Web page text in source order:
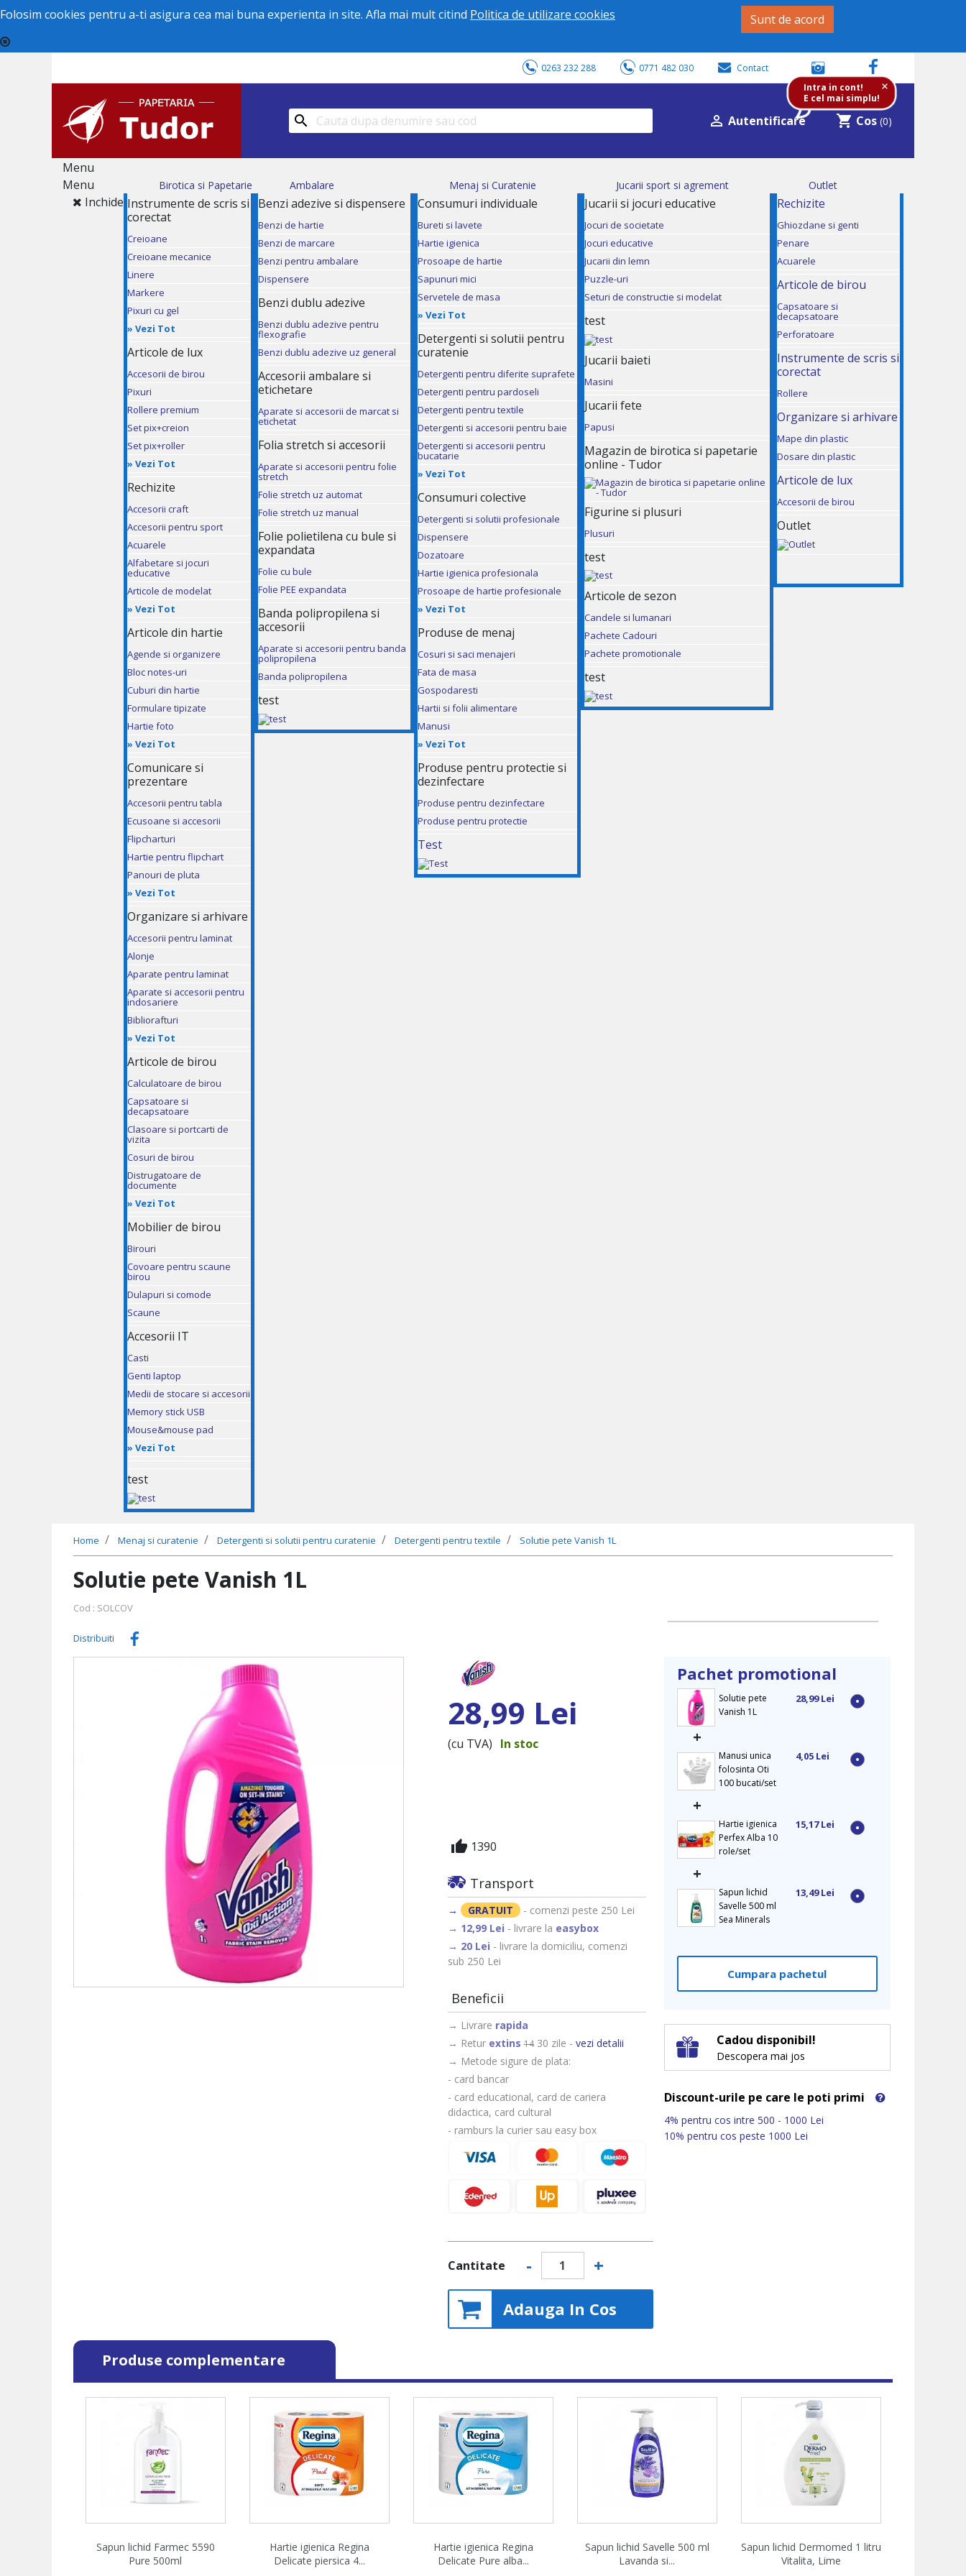
Folosim cookies pentru a-ti asigura cea mai buna experienta in site. Afla mai mult citind Politica de utilizare cookies Sunt de acord
0263 232 288 0771 482 030 Contact

Intra in cont!
E cel mai simplu!
+
 Autentificare shopping_cart Cos (0)
Menu
Menu
Inchide
Birotica si Papetarie
Instrumente de scris si
corectat
Creioane
Creioane mecanice
Linere
Markere
Pixuri cu gel
» Vezi Tot
Articole de lux
Accesorii de birou
Pixuri
Rollere premium
Set pix+creion
Set pix+roller
» Vezi Tot
Rechizite
Accesorii craft
Accesorii pentru sport
Acuarele
Alfabetare si jocuri
educative
Articole de modelat
» Vezi Tot
Articole din hartie
Agende si organizere
Bloc notes-uri
Cuburi din hartie
Formulare tipizate
Hartie foto
» Vezi Tot
Comunicare si
prezentare
Accesorii pentru tabla
Ecusoane si accesorii
Flipcharturi
Hartie pentru flipchart
Panouri de pluta
» Vezi Tot
Organizare si arhivare
Accesorii pentru laminat
Alonje
Aparate pentru laminat
Aparate si accesorii pentru
indosariere
Bibliorafturi
» Vezi Tot
Articole de birou
Calculatoare de birou
Capsatoare si
decapsatoare
Clasoare si portcarti de
vizita
Cosuri de birou
Distrugatoare de
documente
» Vezi Tot
Mobilier de birou
Birouri
Covoare pentru scaune
birou
Dulapuri si comode
Scaune
Accesorii IT
Casti
Genti laptop
Medii de stocare si accesorii
Memory stick USB
Mouse&mouse pad
» Vezi Tot
test
Ambalare
Benzi adezive si dispensere
Benzi de hartie
Benzi de marcare
Benzi pentru ambalare
Dispensere
Benzi dublu adezive
Benzi dublu adezive pentru
flexografie
Benzi dublu adezive uz general
Accesorii ambalare si
etichetare
Aparate si accesorii de marcat si
etichetat
Folia stretch si accesorii
Aparate si accesorii pentru folie
stretch
Folie stretch uz automat
Folie stretch uz manual
Folie polietilena cu bule si
expandata
Folie cu bule
Folie PEE expandata
Banda polipropilena si
accesorii
Aparate si accesorii pentru banda
polipropilena
Banda polipropilena
test
Menaj si Curatenie
Consumuri individuale
Bureti si lavete
Hartie igienica
Prosoape de hartie
Sapunuri mici
Servetele de masa
» Vezi Tot
Detergenti si solutii pentru
curatenie
Detergenti pentru diferite suprafete
Detergenti pentru pardoseli
Detergenti pentru textile
Detergenti si accesorii pentru baie
Detergenti si accesorii pentru
bucatarie
» Vezi Tot
Consumuri colective
Detergenti si solutii profesionale
Dispensere
Dozatoare
Hartie igienica profesionala
Prosoape de hartie profesionale
» Vezi Tot
Produse de menaj
Cosuri si saci menajeri
Fata de masa
Gospodaresti
Hartii si folii alimentare
Manusi
» Vezi Tot
Produse pentru protectie si
dezinfectare
Produse pentru dezinfectare
Produse pentru protectie
Test
Jucarii sport si agrement
Jucarii si jocuri educative
Jocuri de societate
Jocuri educative
Jucarii din lemn
Puzzle-uri
Seturi de constructie si modelat
test
Jucarii baieti
Masini
Jucarii fete
Papusi
Magazin de birotica si papetarie
online - Tudor
Figurine si plusuri
Plusuri
test
Articole de sezon
Candele si lumanari
Pachete Cadouri
Pachete promotionale
test
Outlet
Rechizite
Ghiozdane si genti
Penare
Acuarele
Articole de birou
Capsatoare si
decapsatoare
Perforatoare
Instrumente de scris si
corectat
Rollere
Organizare si arhivare
Mape din plastic
Dosare din plastic
Articole de lux
Accesorii de birou
Outlet
Home Menaj si curatenie Detergenti si solutii pentru curatenie Detergenti pentru textile Solutie pete Vanish 1L
Solutie pete Vanish 1L
Cod : SOLCOV
Distribuiti
28,99 Lei
(cu TVA) In stoc
thumb_up 1390
Transport
→ GRATUIT - comenzi peste 250 Lei
→ 12,99 Lei - livrare la easybox
- livrare la domiciliu, comenzi
sub 250 Lei
Beneficii
→ Livrare rapida
→ Retur extins 1430 zile - vezi detalii
→ Metode sigure de plata:
- card bancar
- card educational, card de cariera
didactica, card cultural
- ramburs la curier sau easy box
Cantitate - +
Adauga In Cos
Pachet promotional
Solutie pete
Vanish 1L
28,99 Lei
+
Manusi unica
folosinta Oti
100 bucati/set
4,05 Lei
+
Hartie igienica
Perfex Alba 10
role/set
15,17 Lei
+
Sapun lichid
Savelle 500 ml
Sea Minerals
13,49 Lei
Cumpara pachetul
Cadou disponibil!
Descopera mai jos
Discount-urile pe care le poti primi
4% pentru cos intre 500 - 1000 Lei
10% pentru cos peste 1000 Lei
Produse complementare
Sapun lichid Farmec 5590
Pure 500ml
Hartie igienica Regina
Delicate piersica 4...
Hartie igienica Regina
Delicate Pure alba...
Sapun lichid Savelle 500 ml
Lavanda si...
Sapun lichid Dermomed 1 litru
Vitalita, Lime